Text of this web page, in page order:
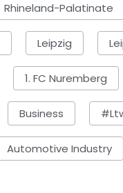
Rhineland-Palatinate
Leipzig
1. FC Nuremberg
Business
Automotive Industry